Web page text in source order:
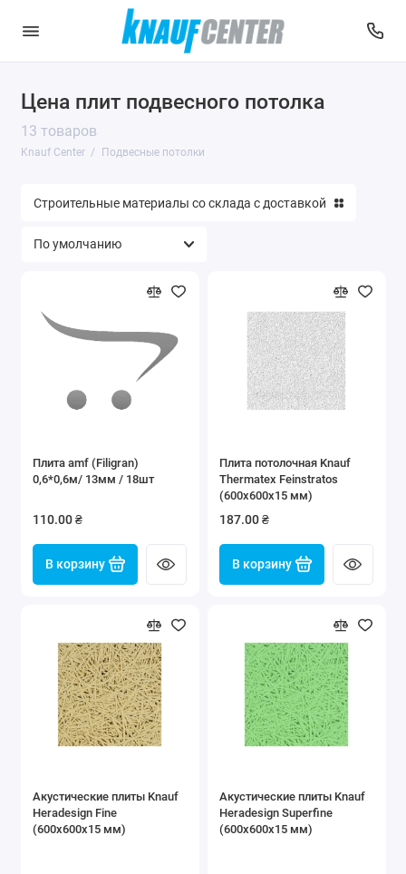
Цена плит подвесного потолка
13 товаров
Knauf Center Подвесные потолки
Строительные материалы со склада с доставкой
Плита amf (Filigran)
0,6*0,6м/ 13мм / 18шт
110.00 ₴
В корзину
Плита потолочная Knauf
Thermatex Feinstratos
(600x600x15 мм)
187.00 ₴
В корзину
Акустические плиты Knauf
Heradesign Fine
(600x600x15 мм)
Акустические плиты Knauf
Heradesign Superfine
(600x600x15 мм)